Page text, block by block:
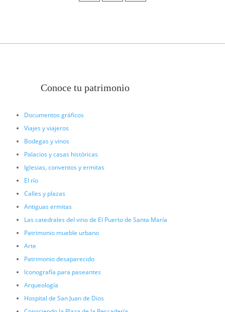
Conoce tu patrimonio
Documentos gráficos
Viajes y viajeros
Bodegas y vinos
Palacios y casas históricas
Iglesias, conventos y ermitas
El río
Calles y plazas
Antiguas ermitas
Las catedrales del vino de El Puerto de Santa María
Patrimonio mueble urbano
Arte
Patrimonio desaparecido
Iconografía para paseantes
Arqueología
Hospital de San Juan de Dios